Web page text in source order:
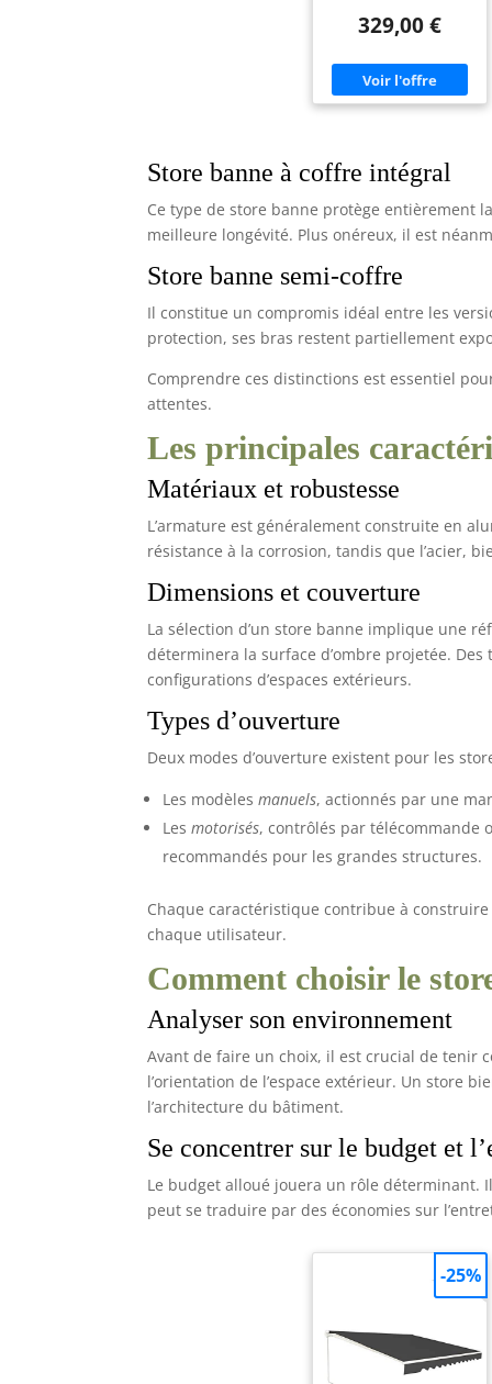
7016 - Inclinaison
réglable 30 à 100° -
m²
rayons du soleil et créer
Idéal pour terrasse ou
jardin, il améliore le
confort thermique et
STRUCTURE DURABLE 】
Armature en aluminium
thermolaqué gris
résistante à la corrosion
climatiques. Conception
stabilité et longévité sans
entretien spécifique.
Solution fiable pour un
régulier. 【 DIMENSIONS
& RÉGLAGES 】
Inclinaison ajustable de
30° à 100° pour adapter
l’orientation du soleil.
Manivelle réversible
une installation flexible.
Comprend toile gris
anthracite, rouleau
d’enroulement Ø 6,8 cm,
2 grands bras, 2 petits
bras et kit de fixation
kit avec notice détaillée
UTILISATION PRATIQUE
】 Ouverture et
fluides grâce à la
déperlante résistante à
l’humidité légère et
traitée anti-décoloration.
le store en cas de vents
forts ou d’intempéries
performances.
329,00 €
Store banne à coffre intégral
Ce type de store banne protège entièrement
meilleure longévité. Plus onéreux, il est
Store banne semi-coffre
Il constitue un compromis idéal entre les
protection, ses bras restent partiellement
Comprendre ces distinctions est essentiel
attentes.
Les principales
Matériaux et robustesse
L’armature est généralement construite en
résistance à la corrosion, tandis que l’acier,
Dimensions et couverture
La sélection d’un store banne implique une
déterminera la surface d’ombre projetée.
configurations d’espaces extérieurs.
Types d’ouverture
Deux modes d’ouverture existent pour les
Les modèlesmanuels, actionnés par une
Lesmotorisés, contrôlés par
recommandés pour les grandes structures.
Chaque caractéristique contribue à
chaque utilisateur.
Comment choisir le
Analyser son environnement
Avant de faire un choix, il est crucial de tenir
l’orientation de l’espace extérieur. Un store
l’architecture du bâtiment.
Se concentrer sur le budget et
Le budget alloué jouera un rôle déterminant.
peut se traduire par des économies sur
-25%